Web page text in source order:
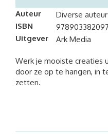
Auteur
Diverse
ISBN
Uitgever
Ark Media
Werk je mooiste creaties
door ze op te hangen, in
zetten.